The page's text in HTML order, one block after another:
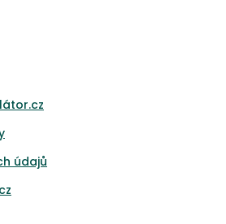
údajů